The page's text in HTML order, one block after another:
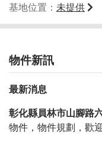
基地位置
未提供
物件新訊
最新消息
彰化縣員林市山腳路
物件，物件規劃 ，歡